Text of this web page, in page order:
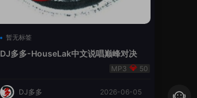
暂无标签
DJ多多-HouseLak中文说唱巅峰对决
50
DJ多多 2026-06-05